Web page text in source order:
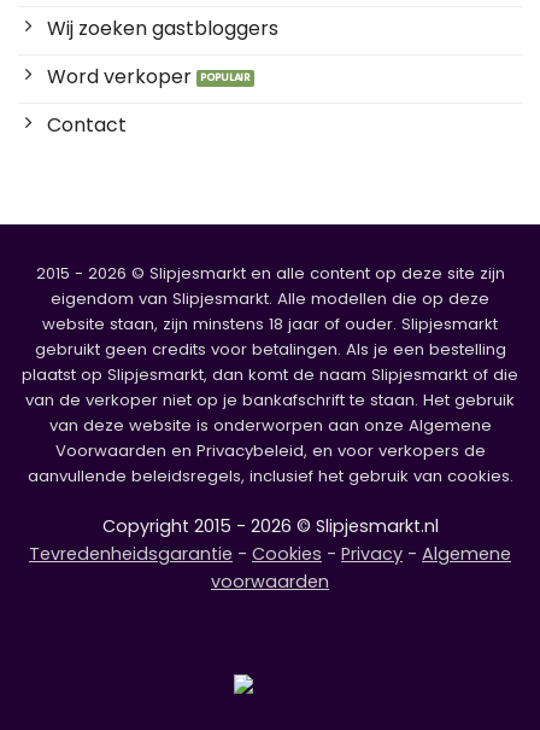
Wij zoeken gastbloggers
Word verkoper
Contact
2015 - 2026 © Slipjesmarkt en alle content op deze site zijn
eigendom van Slipjesmarkt. Alle modellen die op deze
website staan, zijn minstens 18 jaar of ouder. Slipjesmarkt
gebruikt geen credits voor betalingen. Als je een bestelling
plaatst op Slipjesmarkt, dan komt de naam Slipjesmarkt of die
van de verkoper niet op je bankafschrift te staan. Het gebruik
van deze website is onderworpen aan onze Algemene
Voorwaarden en Privacybeleid, en voor verkopers de
aanvullende beleidsregels, inclusief het gebruik van cookies.
Copyright 2015 - 2026 © Slipjesmarkt.nl
Tevredenheidsgarantie - Cookies - Privacy - Algemene
voorwaarden